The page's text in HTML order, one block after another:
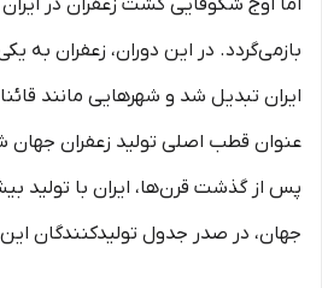
اما اوج شکوفایی کشت زعفران در
بازمی‌گردد. در این دوران، زعفران به
ایران تبدیل شد و شهرهایی مانند
عنوان قطب اصلی تولید زعفران جهان
جهان، در صدر جدول تولیدکنندگان این